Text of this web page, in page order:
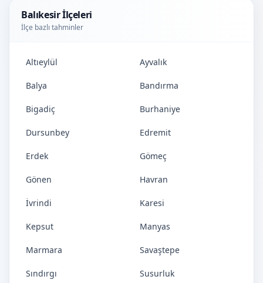
Balıkesir İlçeleri
İlçe bazlı tahminler
Altıeylül Ayvalık
Balya Bandırma
Bigadiç Burhaniye
Dursunbey Edremit
Erdek Gömeç
Gönen Havran
İvrindi Karesi
Kepsut Manyas
Marmara Savaştepe
Sındırgı Susurluk